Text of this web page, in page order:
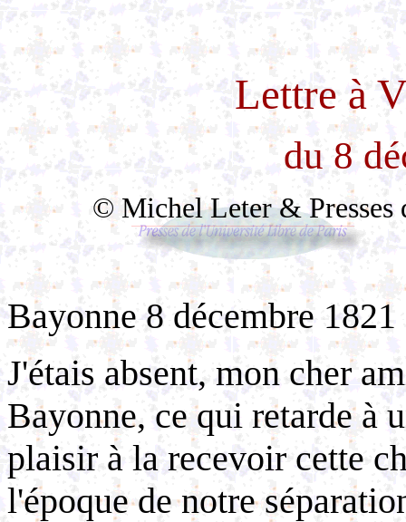
Lettre à
du 8
© Michel Leter & Presses
Bayonne 8 décembre 1821
J'étais absent, mon cher
Bayonne, ce qui retarde à
plaisir à la recevoir cette
l'époque de notre